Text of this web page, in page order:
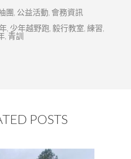
團, 公益活動, 會務資訊
, 少年越野跑, 毅行教室, 練習,
, 青訓
POSTS